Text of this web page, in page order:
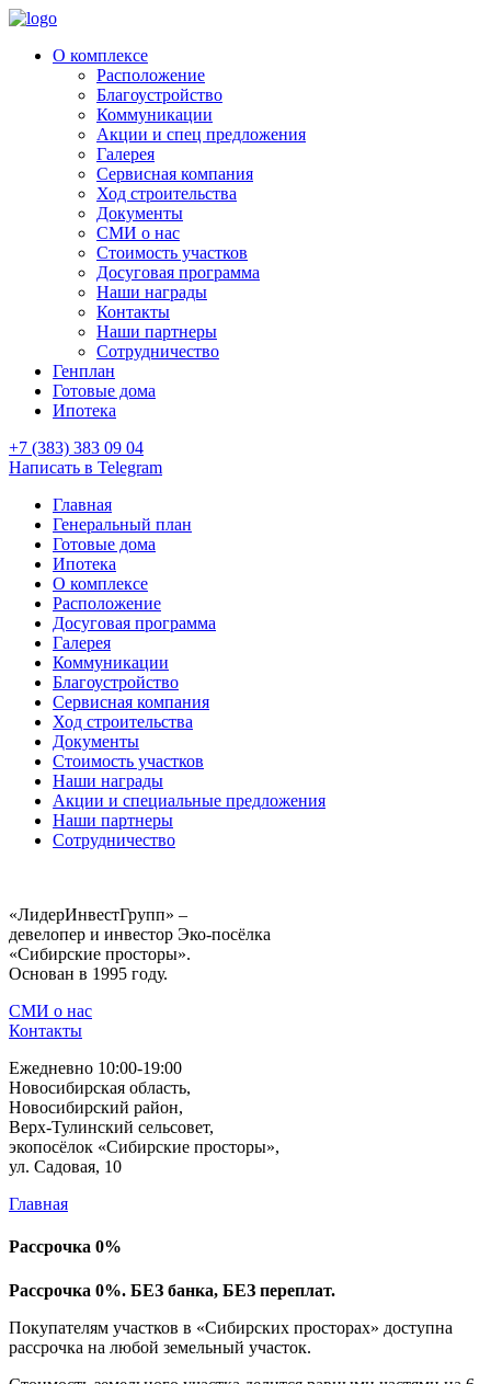
О комплексе
Расположение
Благоустройство
Коммуникации
Акции и спец предложения
Галерея
Сервисная компания
Ход строительства
Документы
СМИ о нас
Стоимость участков
Досуговая программа
Наши награды
Контакты
Наши партнеры
Сотрудничество
Генплан
Готовые дома
Ипотека
+7 (383) 383 09 04
Написать в Telegram
Главная
Генеральный план
Готовые дома
Ипотека
О комплексе
Расположение
Досуговая программа
Галерея
Коммуникации
Благоустройство
Сервисная компания
Ход строительства
Документы
Стоимость участков
Наши награды
Акции и специальные предложения
Наши партнеры
Сотрудничество
«ЛидерИнвестГрупп» –
девелопер и инвестор Эко-посёлка
«Сибирские просторы».
Основан в 1995 году.
СМИ о нас
Контакты
Ежедневно 10:00-19:00
Новосибирская область,
Новосибирский район,
Верх-Тулинский сельсовет,
экопосёлок «Сибирские просторы»,
ул. Садовая, 10
Главная
Рассрочка 0%
Рассрочка 0%. БЕЗ банка, БЕЗ переплат.
Покупателям участков в «Сибирских просторах» доступна
рассрочка на любой земельный участок.